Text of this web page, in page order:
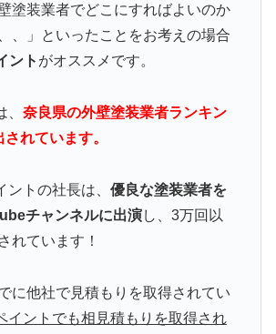
塗装業者でどこにすればよいのか
、」といったことをお考えの場合
ント がオススメです。
奈良県の外壁塗装業者ランキン
れています。
ントの社長は、 優良な塗装業者を
チャンネルに出演し、3万回以
れています！
に他社で見積もりを取得されてい
イントでも相見積もりを取得され